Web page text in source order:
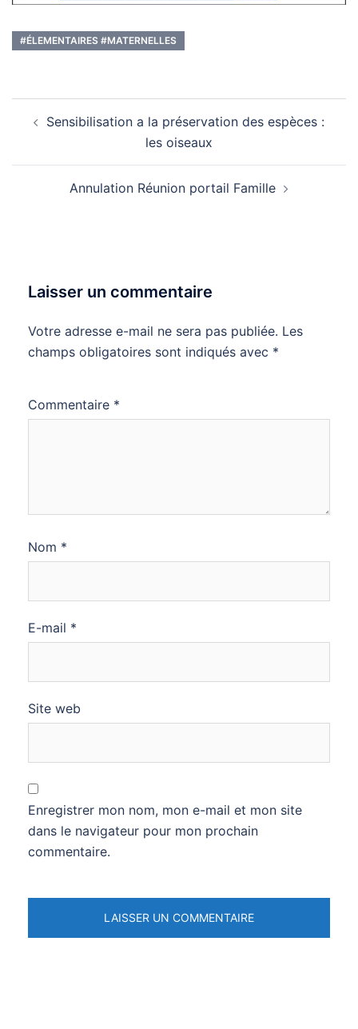
#ÉLEMENTAIRES #MATERNELLES
d’article
Sensibilisation a la préservation des espèces :
les oiseaux
Annulation Réunion portail Famille
Laisser un commentaire
Votre adresse e-mail ne sera pas publiée. Les
champs obligatoires sont indiqués avec *
Commentaire *
Nom *
E-mail *
Site web
Enregistrer mon nom, mon e-mail et mon site
dans le navigateur pour mon prochain
commentaire.